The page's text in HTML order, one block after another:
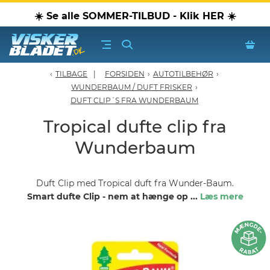
☀️ Se alle SOMMER-TILBUD - Klik HER ☀️
- Oversigt
olier & spray
TILBAGE FORSIDEN › AUTOTILBEHØR ›
WUNDERBAUM / DUFT FRISKER ›
DUFT CLIP´S FRA WUNDERBAUM
Tropical dufte clip fra
Wunderbaum
Duft Clip med Tropical duft fra Wunder-Baum.
Smart dufte Clip - nem at hænge op ... Læs mere